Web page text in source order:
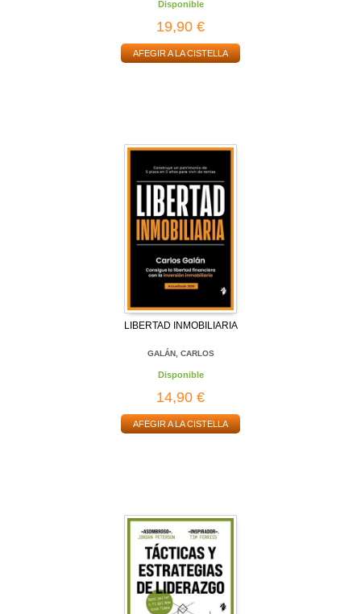
Disponible
19,90 €
AFEGIR A LA CISTELLA
LIBERTAD INMOBILIARIA
GALÁN, CARLOS
Disponible
14,90 €
AFEGIR A LA CISTELLA